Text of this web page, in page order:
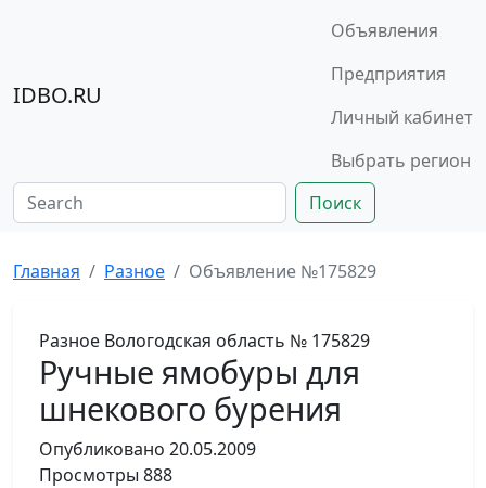
IDBO.RU
Объявления
Предприятия
Личный кабинет
Выбрать регион
Поиск
Главная Разное Объявление №175829
Разное Вологодская область № 175829
Ручные ямобуры для
шнекового бурения
Опубликовано 20.05.2009
Просмотры 888